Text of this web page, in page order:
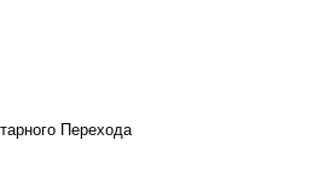
Перехода